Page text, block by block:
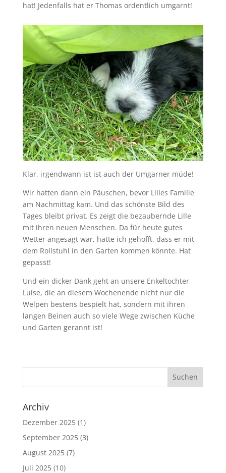
hat! Jedenfalls hat er Thomas ordentlich umgarnt!
Klar, irgendwann ist ist auch der Umgarner müde!
Wir hatten dann ein Päuschen, bevor Lilles Familie
am Nachmittag kam. Und das schönste Bild des
Tages bleibt privat. Es zeigt die bezaubernde Lille
mit ihren neuen Menschen. Da für heute gutes
Wetter angesagt war, hatte ich gehofft, dass er mit
dem Rollstuhl in den Garten kommen könnte. Hat
gepasst!
Und ein dicker Dank geht an unsere Enkeltochter
Luise, die an diesem Wochenende nicht nur die
Welpen bestens bespielt hat, sondern mit ihren
langen Beinen auch so viele Wege zwischen Küche
und Garten gerannt ist!
Archiv
Dezember 2025(1)
September 2025(3)
August 2025(7)
Juli 2025(10)